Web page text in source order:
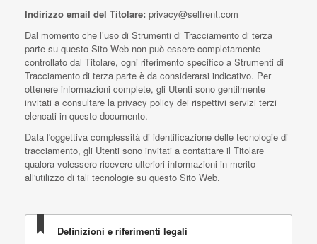
Indirizzo email del Titolare: privacy@selfrent.com
Dal momento che l’uso di Strumenti di Tracciamento di terza
parte su questo Sito Web non può essere completamente
controllato dal Titolare, ogni riferimento specifico a Strumenti di
Tracciamento di terza parte è da considerarsi indicativo. Per
ottenere informazioni complete, gli Utenti sono gentilmente
invitati a consultare la privacy policy dei rispettivi servizi terzi
elencati in questo documento.
Data l'oggettiva complessità di identificazione delle tecnologie di
tracciamento, gli Utenti sono invitati a contattare il Titolare
qualora volessero ricevere ulteriori informazioni in merito
all'utilizzo di tali tecnologie su questo Sito Web.
Definizioni e riferimenti legali